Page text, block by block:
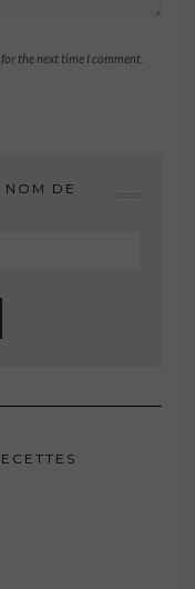
the next time I comment.
NOM DE